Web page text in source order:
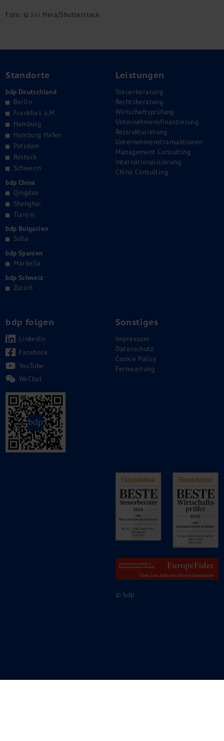
Foto: © Jiri Hera/Shutterstock
Standorte
bdp Deutschland
Berlin
Frankfurt a.M.
Hamburg
Hamburg Hafen
Potsdam
Rostock
Schwerin
bdp China
Qingdao
Shanghai
Tianjin
bdp Bulgarien
Sofia
bdp Spanien
Marbella
bdp Schweiz
Zürich
Leistungen
Steuerberatung
Rechtsberatung
Wirtschaftsprüfung
Unternehmensfinanzierung
Restrukturierung
Unternehmenstransaktionen
Management Consulting
Internationalisierung
China Consulting
bdp folgen
LinkedIn
Facebook
YouTube
WeChat
Sonstiges
Impressum
Datenschutz
Cookie Policy
Fernwartung
© bdp